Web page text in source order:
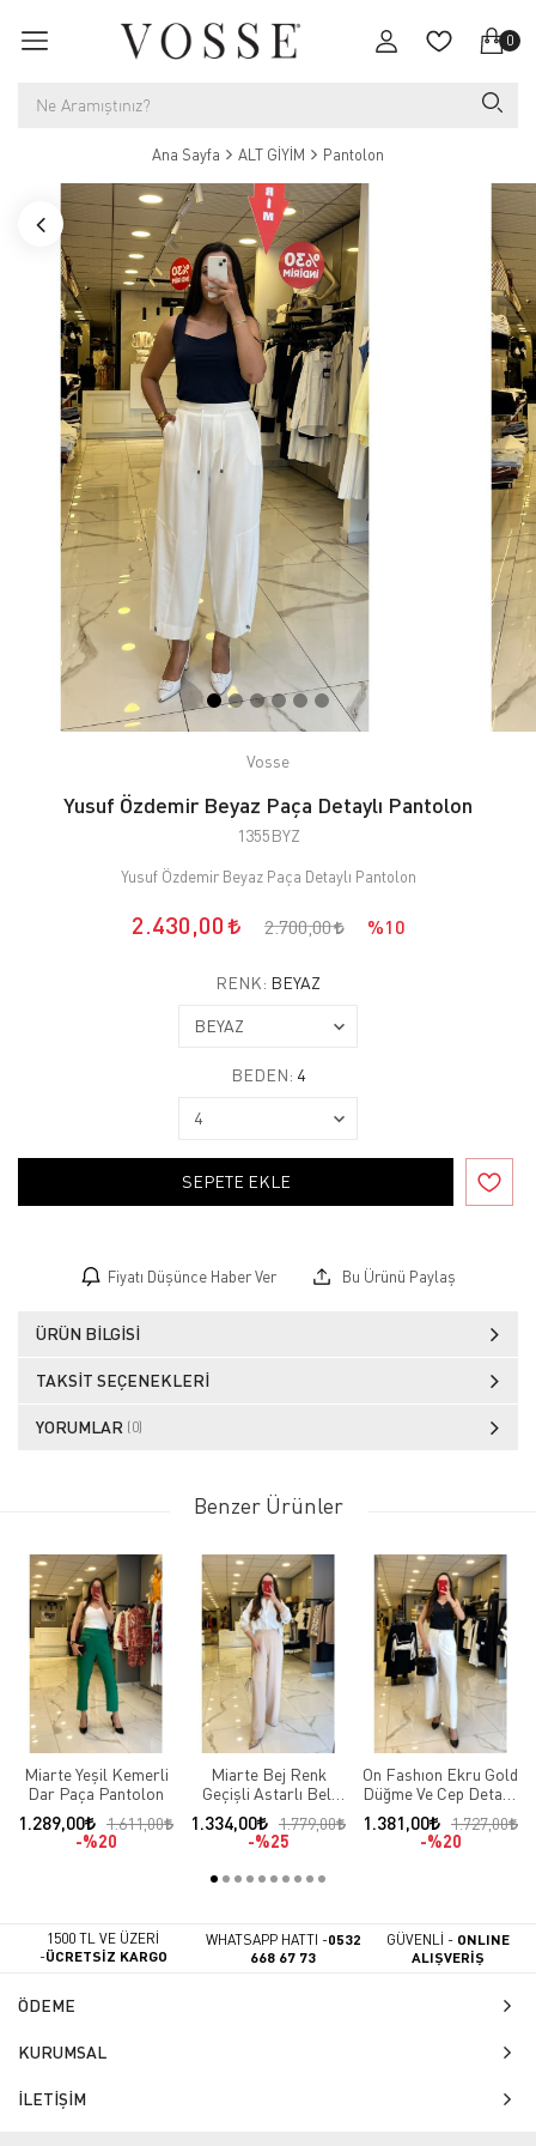
0
Ana Sayfa ALT GİYİM Pantolon
Vosse
Yusuf Özdemir Beyaz Paça Detaylı Pantolon
1355BYZ
Yusuf Özdemir Beyaz Paça Detaylı Pantolon
2.430,00 2.700,00 %10
RENK: BEYAZ
BEDEN: 4
SEPETE EKLE
Fiyatı Düşünce Haber Ver Bu Ürünü Paylaş
ÜRÜN BILGISI
TAKSIT SEÇENEKLERI
YORUMLAR (0)
Benzer Ürünler
Miarte Yeşil Kemerli
Dar Paça Pantolon
1.289,00
1.611,00
%20
Miarte Bej Renk
Geçişli Astarlı Beli
Lastikli Pantolon
1.334,00
1.779,00
%25
On Fashıon Ekru Gold
Düğme Ve Cep Detaylı
Duble Paça Pantolon
1.381,00
1.727,00
%20
1500 TL VE ÜZERİ
-ÜCRETSİZ KARGO
WHATSAPP HATTI -0532
668 67 73
GÜVENLİ - ONLINE
ALIŞVERİŞ
ÖDEME
KURUMSAL
İLETİŞİM